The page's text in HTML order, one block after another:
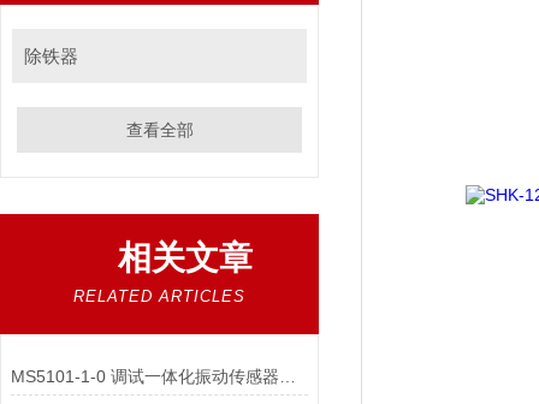
除铁器
查看全部
相关文章
RELATED ARTICLES